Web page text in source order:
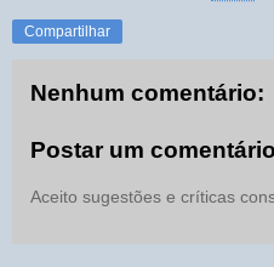
Compartilhar
Nenhum comentário:
Postar um comentário
Aceito sugestões e críticas